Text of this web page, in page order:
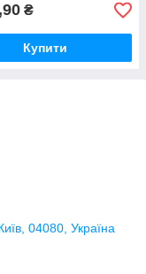
₴
Купити
04080, Україна